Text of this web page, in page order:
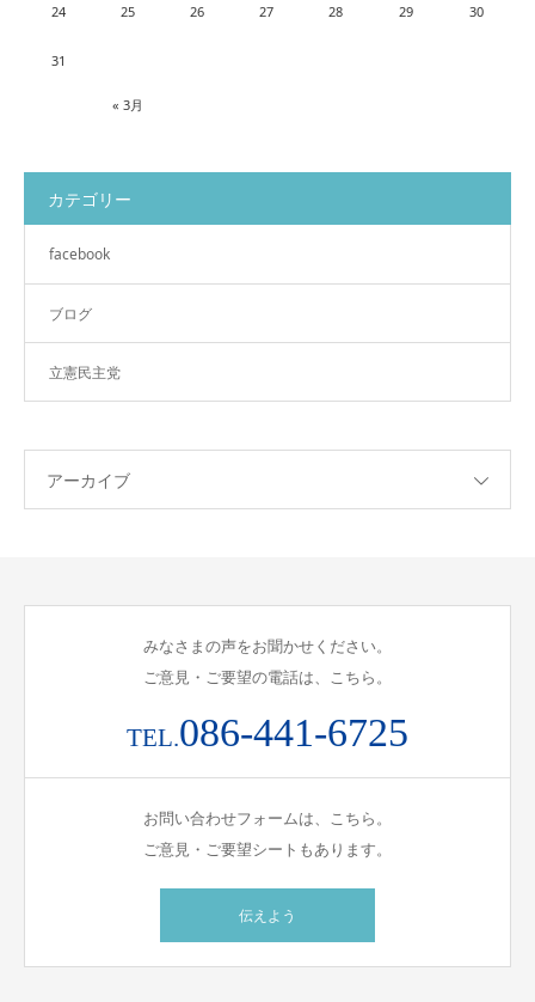
« 3月
24 25 26 27 28 29 30
31
カテゴリー
facebook
ブログ
立憲民主党
アーカイブ
みなさまの声をお聞かせください。
ご意見・ご要望の電話は、こちら。
TEL.086-441-6725
お問い合わせフォームは、こちら。
ご意見・ご要望シートもあります。
伝えよう